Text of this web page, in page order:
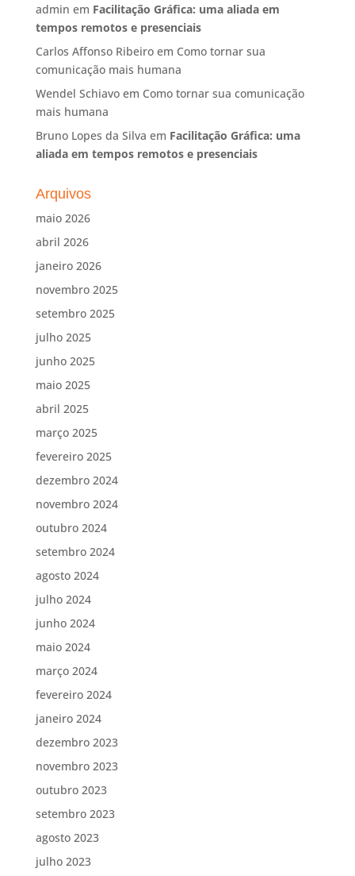
admin em Facilitação Gráfica: uma aliada em
tempos remotos e presenciais
Carlos Affonso Ribeiroem Como tornar sua
comunicação mais humana
Wendel Schiavoem Como tornar sua comunicação
mais humana
Bruno Lopes da Silva em Facilitação Gráfica: uma
aliada em tempos remotos e presenciais
Arquivos
maio 2026
abril 2026
janeiro 2026
novembro 2025
setembro 2025
julho 2025
junho 2025
maio 2025
abril 2025
março 2025
fevereiro 2025
dezembro 2024
novembro 2024
outubro 2024
setembro 2024
agosto 2024
julho 2024
junho 2024
maio 2024
março 2024
fevereiro 2024
janeiro 2024
dezembro 2023
novembro 2023
outubro 2023
setembro 2023
agosto 2023
julho 2023